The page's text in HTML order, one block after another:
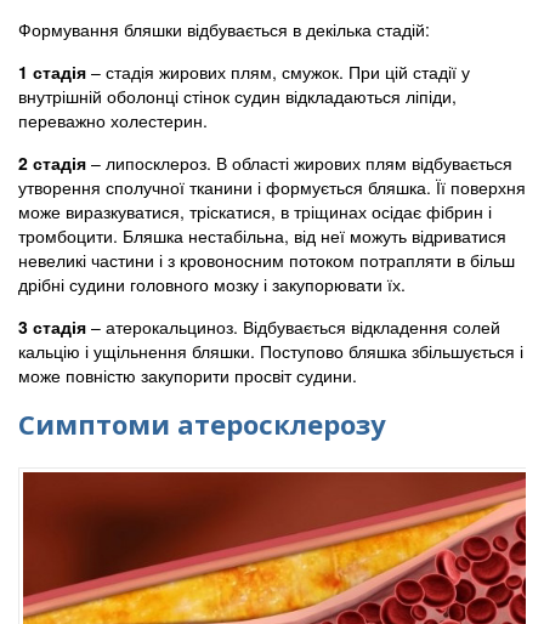
Формування бляшки відбувається в декілька стадій:
1 стадія – стадія жирових плям, смужок. При цій стадії у
внутрішній оболонці стінок судин відкладаються ліпіди,
переважно холестерин.
2 стадія – липосклероз. В області жирових плям відбувається
утворення сполучної тканини і формується бляшка. Її поверхня
може виразкуватися, тріскатися, в тріщинах осідає фібрин і
тромбоцити. Бляшка нестабільна, від неї можуть відриватися
невеликі частини і з кровоносним потоком потрапляти в більш
дрібні судини головного мозку і закупорювати їх.
3 стадія – атерокальциноз. Відбувається відкладення солей
кальцію і ущільнення бляшки. Поступово бляшка збільшується і
може повністю закупорити просвіт судини.
Симптоми атеросклерозу